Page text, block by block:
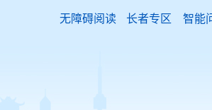
无障碍阅读 长者专区 智能